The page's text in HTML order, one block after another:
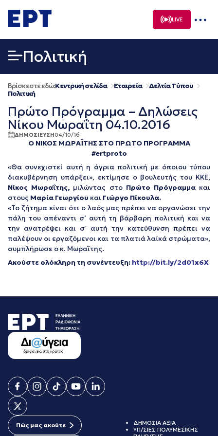
σε
περιεχόμενο
LIVE
Πολιτική
Βρίσκεστε εδώ:Κεντρική σελίδα Εταιρεία
Δελτία Τύπου
Πολιτική
Πρώτο Πρόγραμμα – Δηλώσεις
Νίκου Μωραΐτη 04.10.2016
ΔΗΜΟΣΙΕΥΣΗ04/10/16
Ο ΝΙΚΟΣ ΜΩΡΑΪΤΗΣ ΣΤΟ ΠΡΩΤO ΠΡΟΓΡΑΜΜΑ
#ertproto
«Θα συνεχιστεί αυτή η άγρια πολιτική με όποιου τύπου
διακυβέρνηση υπάρξει», εκτίμησε ο βουλευτής του ΚΚΕ,
Νίκος Μωραΐτης, μιλώντας στο Πρώτο Πρόγραμμακαι
στους Μαρία Γεωργίου και Γιώργο Πίκουλα.
«Το ζήτημα είναι ότι ο λαός μας πρέπει να οργανώσει την
πάλη του απέναντι σ’ αυτή τη βάρβαρη πολιτική και να
την ανατρέψει και σ’ αυτή την κατεύθυνση πρέπει να
παλέψουν οι εργαζόμενοι και τα πλατιά λαϊκά στρώματα»,
συμπλήρωσε ο κ. Μωραΐτης.
Ακούστε ολόκληρη τη συνέντευξη: http://bit.ly/2d01x6X
Πώς μας ακούτε
ΔΗΜΟΣΙΑ ΑΞΙΑ
ΥΠ/ΣΙΕΣ ΠΟΛΥΜΕΣΙΚΗΣ